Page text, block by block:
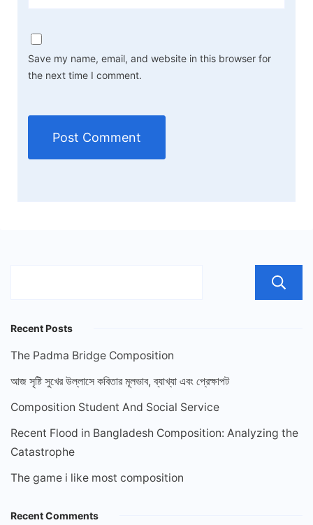
Save my name, email, and website in this browser for
the next time I comment.
Recent Posts
The Padma Bridge Composition
আজ সৃষ্টি সুখের উল্লাসে কবিতার মূলভাব, ব্যাখ্যা এবং প্রেক্ষাপট
Composition Student And Social Service
Recent Flood in Bangladesh Composition: Analyzing the
Catastrophe
The game i like most composition
Recent Comments